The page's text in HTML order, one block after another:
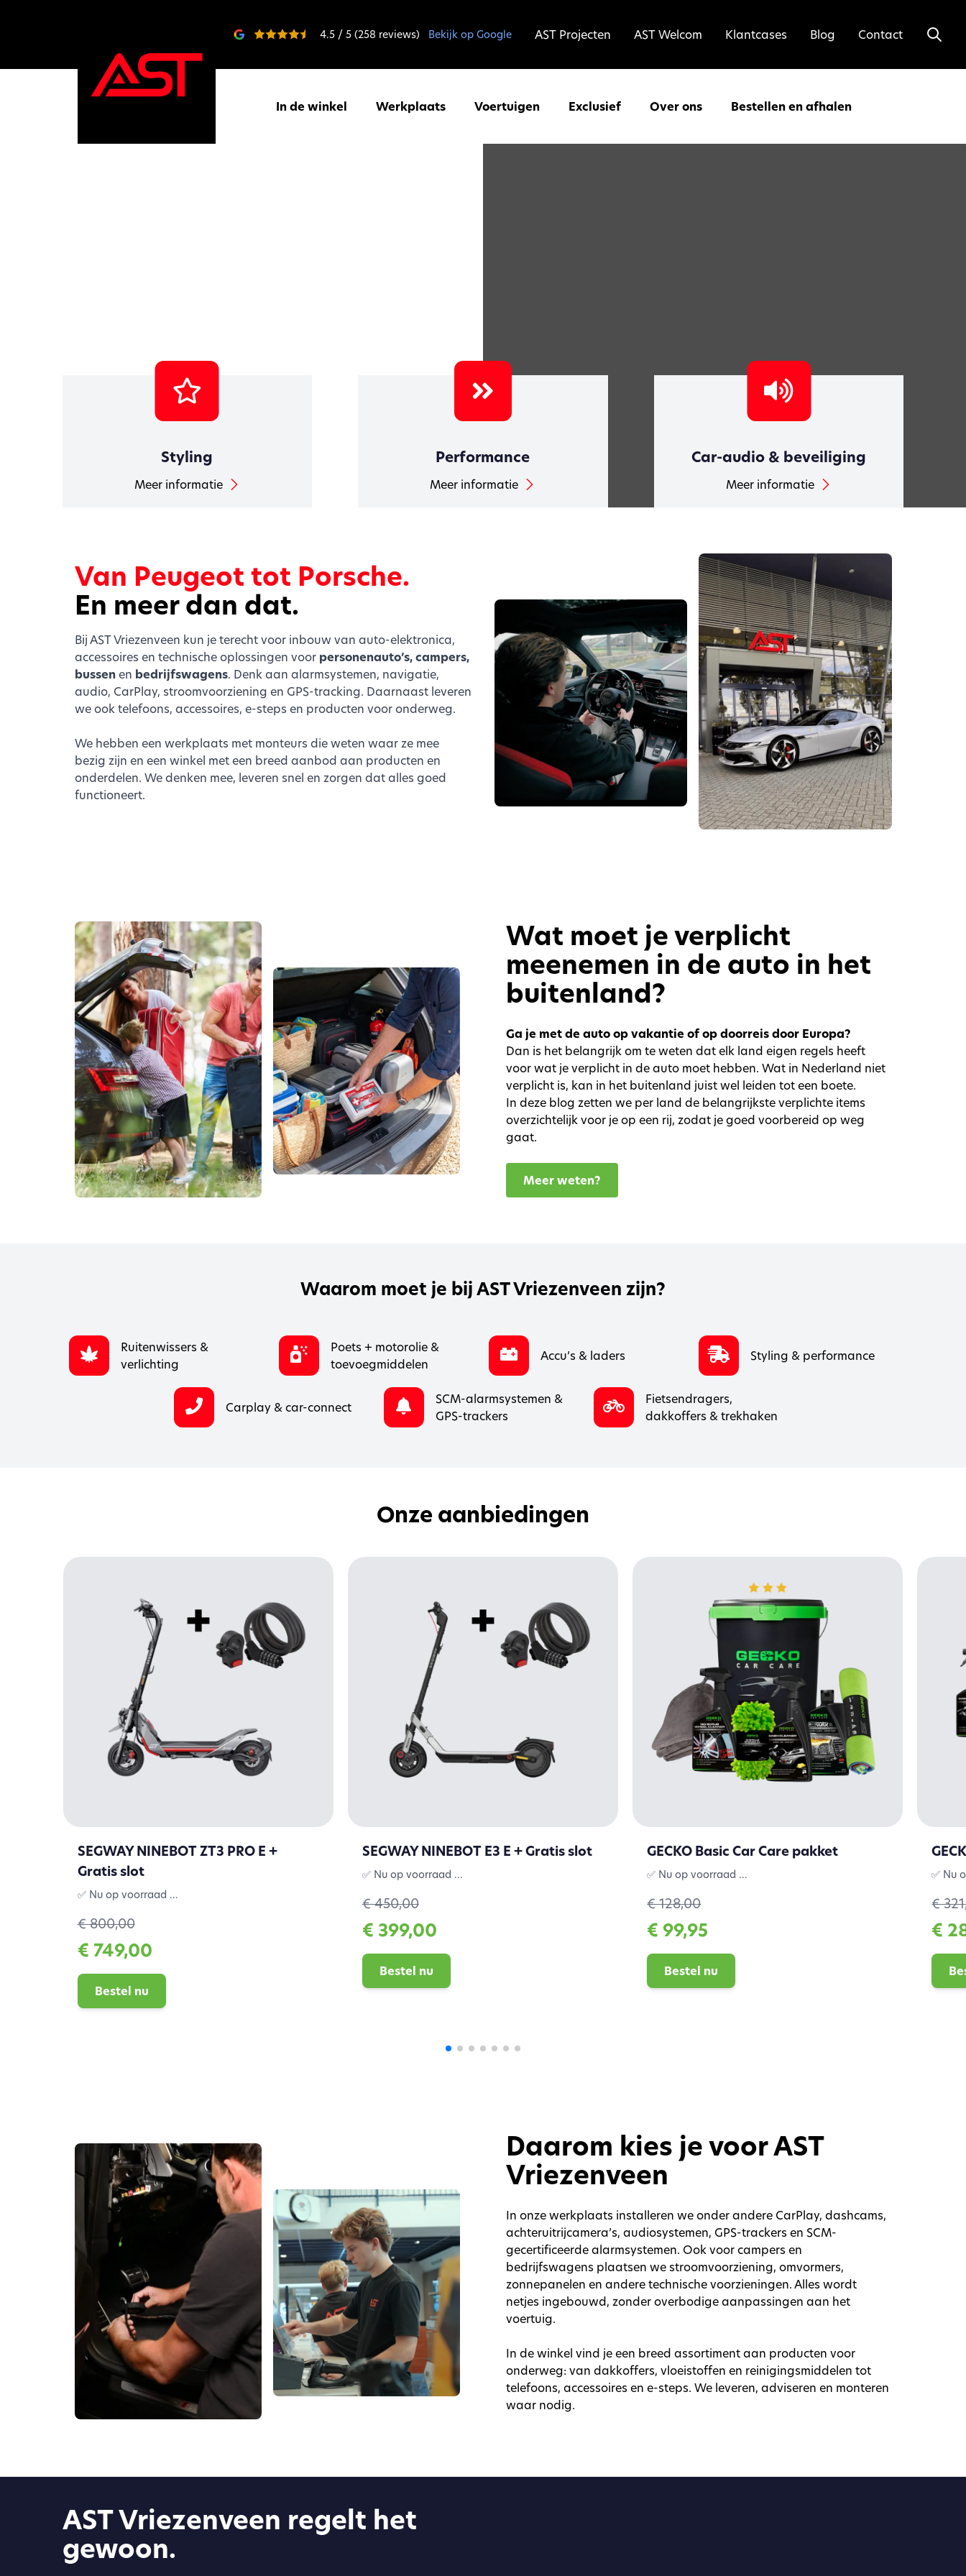
4.5 / 5 (258 reviews) Bekijk op Google AST Projecten AST Welcom Klantcases Blog Contact
In de winkel Werkplaats Voertuigen Exclusief Over ons Bestellen en afhalen
Styling
Meer informatie
Performance
Meer informatie
Car-audio & beveiliging
Meer informatie
Van Peugeot tot Porsche.
En meer dan dat.
Bij AST Vriezenveen kun je terecht voor inbouw van auto-elektronica,
accessoires en technische oplossingen voor personenauto’s, campers,
bussenen bedrijfswagens. Denk aan alarmsystemen, navigatie,
audio, CarPlay, stroomvoorziening en GPS-tracking. Daarnaast leveren
we ook telefoons, accessoires, e-steps en producten voor onderweg.
We hebben een werkplaats met monteurs die weten waar ze mee
bezig zijn en een winkel met een breed aanbod aan producten en
onderdelen. We denken mee, leveren snel en zorgen dat alles goed
functioneert.
Wat moet je verplicht
meenemen in de auto in het
buitenland?
Ga je met de auto op vakantie of op doorreis door Europa?
Dan is het belangrijk om te weten dat elk land eigen regels heeft
voor wat je verplicht in de auto moet hebben. Wat in Nederland niet
verplicht is, kan in het buitenland juist wel leiden tot een boete.
In deze blog zetten we per land de belangrijkste verplichte items
overzichtelijk voor je op een rij, zodat je goed voorbereid op weg
gaat.
Meer weten?
Waarom moet je bij AST Vriezenveen zijn?
Ruitenwissers &
verlichting
Poets + motorolie &
toevoegmiddelen
Accu’s & laders Styling & performance
Carplay & car-connect
SCM-alarmsystemen &
GPS-trackers
Fietsendragers,
dakkoffers & trekhaken
Onze aanbiedingen
SEGWAY NINEBOT ZT3 PRO E +
Gratis slot
✅ Nu op voorraad ...
€ 800,00
€ 749,00
Bestel nu
SEGWAY NINEBOT E3 E + Gratis slot
✅ Nu op voorraad ...
€ 450,00
€ 399,00
Bestel nu
GECKO Basic Car Care pakket
✅ Nu op voorraad ...
€ 128,00
€ 99,95
Bestel nu
✅ Nu
€
€
Daarom kies je voor AST
Vriezenveen
In onze werkplaats installeren we onder andere CarPlay, dashcams,
achteruitrijcamera’s, audiosystemen, GPS-trackers en SCM-
gecertificeerde alarmsystemen. Ook voor campers en
bedrijfswagens plaatsen we stroomvoorziening, omvormers,
zonnepanelen en andere technische voorzieningen. Alles wordt
netjes ingebouwd, zonder overbodige aanpassingen aan het
voertuig.
In de winkel vind je een breed assortiment aan producten voor
onderweg: van dakkoffers, vloeistoffen en reinigingsmiddelen tot
telefoons, accessoires en e-steps. We leveren, adviseren en monteren
waar nodig.
AST Vriezenveen regelt het
gewoon.